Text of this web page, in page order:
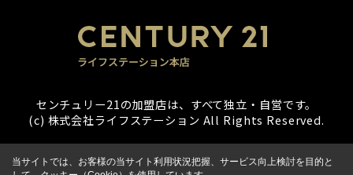
センチュリー21の加盟店は、すべて独立・自営です。
(c) 株式会社ライフステーション All Rights Reserved.
当サイトでは、お客様の当サイト利用状況把握、サービス向上検討を目的と